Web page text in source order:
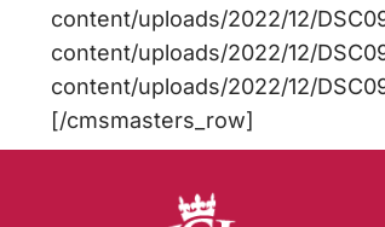
content/uploads/2022/12/
content/uploads/2022/12/
content/uploads/2022/12/
[/cmsmasters_row]